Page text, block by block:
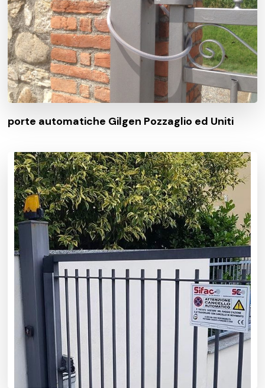
porte automatiche Gilgen Pozzaglio ed Uniti